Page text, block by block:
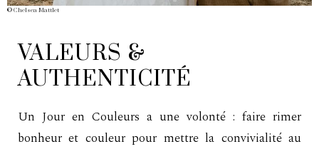
©Chelsea Mattlet
VALEURS &
AUTHENTICITÉ
Un Jour en Couleurs a une volonté : faire rimer
bonheur et couleur pour mettre la convivialité au